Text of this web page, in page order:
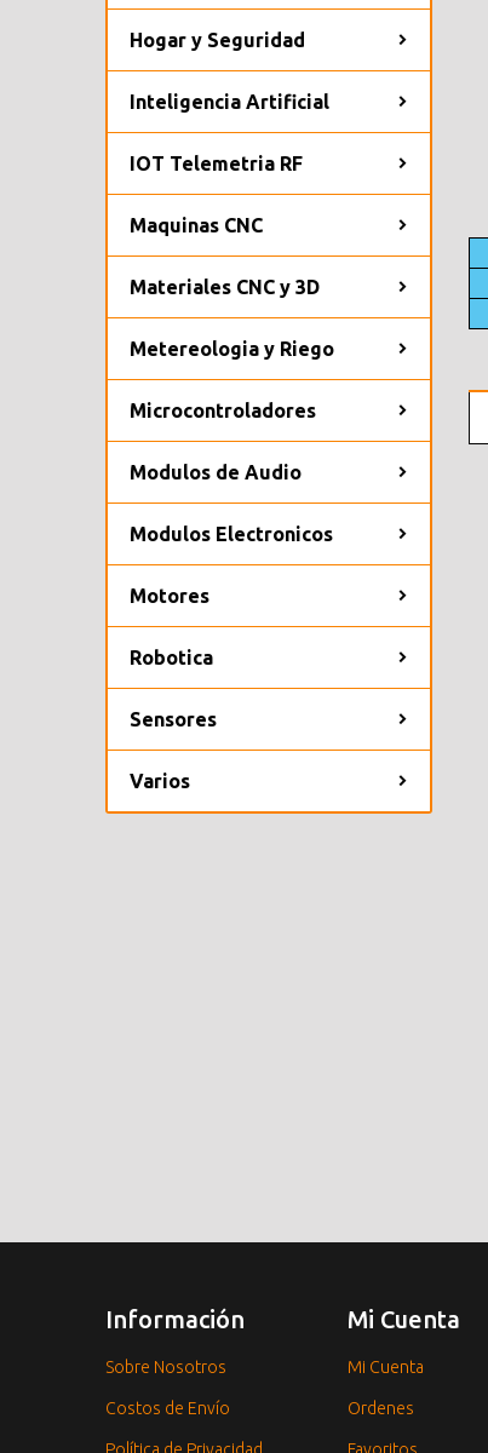
Hogar y Seguridad
Inteligencia Artificial
IOT Telemetria RF
Maquinas CNC
Materiales CNC y 3D
Metereologia y Riego
Microcontroladores
Modulos de Audio
Modulos Electronicos
Motores
Robotica
Sensores
Varios
Información
Sobre Nosotros
Costos de Envío
Mi Cuenta
Mi Cuenta
Ordenes